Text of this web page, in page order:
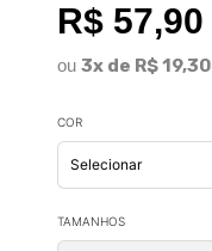
R$ 57,90
ou 3x de R$ 19,30
COR
TAMANHOS